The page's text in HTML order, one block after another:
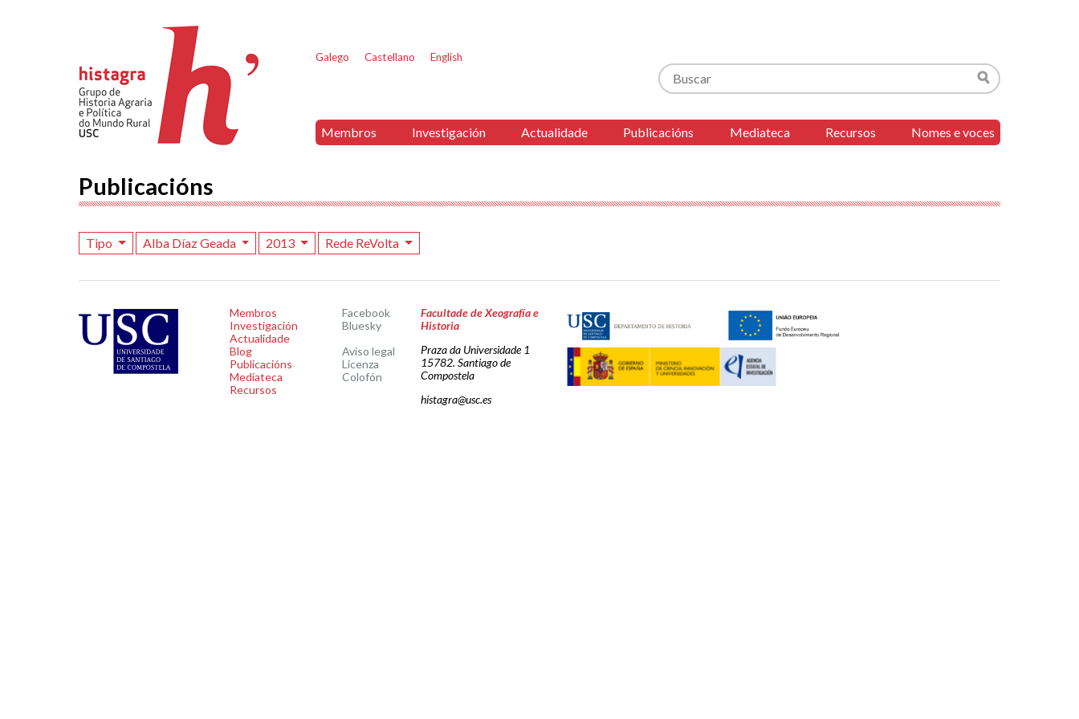
Galego Castellano English
Buscar
Buscar
Membros Investigación Actualidade Publicacións Mediateca Recursos Nomes e voces
Publicacións
Tipo Alba Díaz Geada 2013 Rede ReVolta
Membros
Investigación
Actualidade
Blog
Publicacións
Mediateca
Recursos
Facebook
Bluesky
Aviso legal
Licenza
Colofón
Facultade de Xeografía e
Historia
Praza da Universidade 1
15782. Santiago de
Compostela
histagra@usc.es